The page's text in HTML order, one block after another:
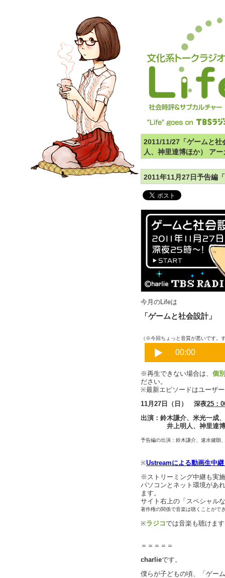
2011/11/27「ゲームと社
人、神里達博ほか） アー
2011年11月27日予告編
今月のLifeは
「ゲームと社会設計」
（※今回ちょっと音質が悪いです。
※再生できない場合は、 個
ださい。
※最新エピソードはユーザ
11月27日（日） 深夜25：
出演：鈴木謙介、米光一成
井上明人、神里達博、
予告編の出演：鈴木謙介、速水健朗
※Ustreamによる動画生中
※ストリーミング中継も実
パソコンとネット環境があ
ます。
サイト右上の「スペシャル
著作権の関係で音楽は聴くことがで
※ラジコでは音楽も聴けま
＝＝＝＝＝
charlieです。
僕らが子どもの頃、「ゲー